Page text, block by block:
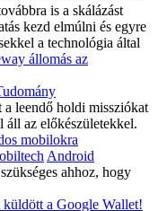
is a skálázást
kezd elmúlni és egyre
a technológia által
állomás az
leendő holdi missziókat
az előkészületekkel.
mobilokra
Android
ahhoz, hogy
küldött a Google Wallet!